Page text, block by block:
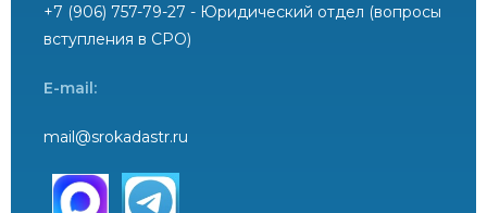
+7 (906) 757-79-27 - Юридический отдел (вопросы
вступления в СРО)
E-mail:
mail@srokadastr.ru